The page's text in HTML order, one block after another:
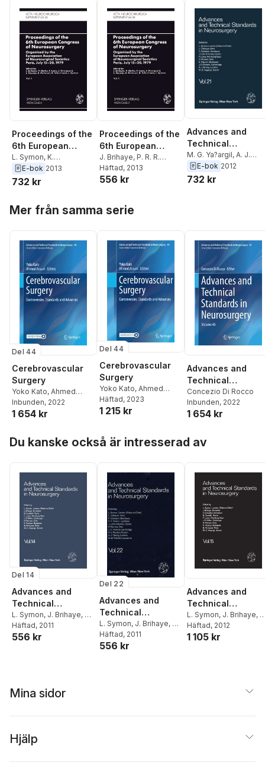
Proceedings of the
6th European
Congress of
Neurosurgery
L. Symon, K.
Schurmann,B.
Pertuiset
E-bok 2013
732 kr
Proceedings of the
6th European
Congress of
Neurosurgery
J. Brihaye, P. R. R.
Clarke, F. Loew
Overgaard
Häftad, 2013
556 kr
Advances and
Technical
Standards in
Neurosurgery
M. G. Ya?argil, A. J.
Strong,J. D. Pickard
Pasztor,
E-bok 2012
732 kr
Mer från samma serie
Del 44
Cerebrovascular
Surgery
Yoko Kato, Ahmed
Ansari
Inbunden, 2022
1 654 kr
Del 44
Cerebrovascular
Surgery
Yoko Kato, Ahmed
Ansari
Häftad, 2023
1 215 kr
Advances and
Technical
Standards in
Neurosurgery
Concezio Di Rocco
Inbunden, 2022
1 654 kr
Du kanske också är intresserad av
Del 14
Advances and
Technical
Standards in
Neurosurgery
L. Symon, J. Brihaye, B.
Guidetti ,F. Loew
Miller ,H. Nornes
Häftad, 2011
556 kr
Del 22
Advances and
Technical
Standards in
Neurosurgery
L. Symon, J. Brihaye, B.
Guidetti ,F. Loew
Miller ,E. Pásztor
Häftad, 2011
556 kr
Advances and
Technical
Standards in
Neurosurgery
L. Symon, J. Brihaye, F.
Cohadon,B. Guidetti
Loew, J. D. Miller
Häftad, 2012
1 105 kr
Mina sidor
Hjälp